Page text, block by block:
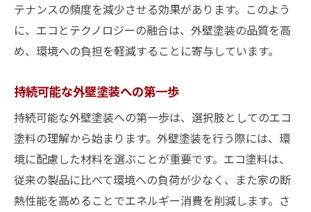
美観と環境保護の両立
エコで魅力的な外観を保つ方法
環境に配慮したデザインの重要性
エコ塗料で叶える美しい外壁
自然と調和する外壁塗装
革新技術による持続可能な外壁塗装の選択肢
革新的な塗料技術の紹介
持続可能な選択肢の拡充
テナンスの頻度を減少させる効果があります。このよう
に、エコとテクノロジーの融合は、外壁塗装の品質を高
め、環境への負担を軽減することに寄与しています。
持続可能な外壁塗装への第一歩
持続可能な外壁塗装への第一歩は、選択肢としてのエコ
塗料の理解から始まります。外壁塗装を行う際には、環
境に配慮した材料を選ぶことが重要です。エコ塗料は、
従来の製品に比べて環境への負荷が少なく、また家の断
熱性能を高めることでエネルギー消費を削減します。さ